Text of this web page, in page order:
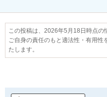
この投稿は、2026年5月18日時点の
ご自身の責任のもと適法性・有用
たします。